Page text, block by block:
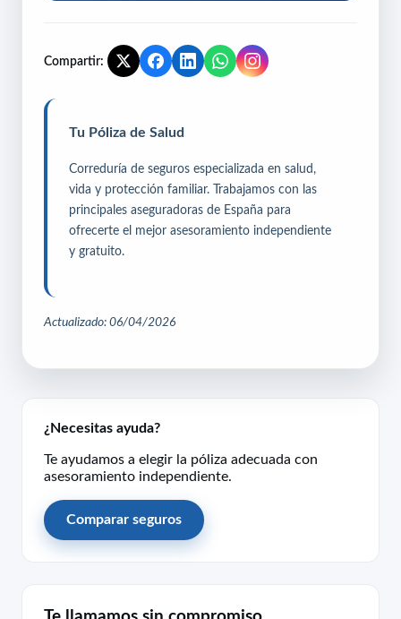
Compartir:
Tu Póliza de Salud
Correduría de seguros especializada en salud,
vida y protección familiar. Trabajamos con las
principales aseguradoras de España para
ofrecerte el mejor asesoramiento independiente
y gratuito.
Actualizado: 06/04/2026
¿Necesitas ayuda?
Te ayudamos a elegir la póliza adecuada con
asesoramiento independiente.
Comparar seguros
Te llamamos sin compromiso